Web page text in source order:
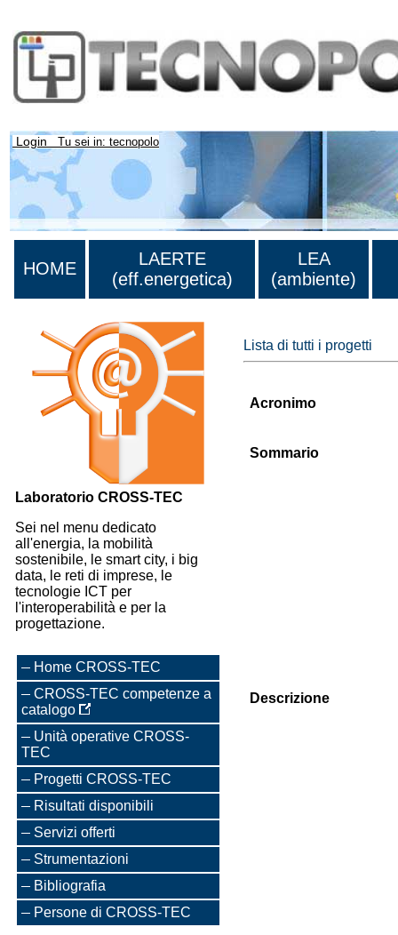
Login Tu sei in: tecnopolo
HOME
LAERTE
(eff.energetica)
LEA
(ambiente)
Laboratorio CROSS-TEC
Sei nel menu dedicato
all'energia, la mobilità
sostenibile, le smart city, i big
data, le reti di imprese, le
tecnologie ICT per
l'interoperabilità e per la
progettazione.
Home CROSS-TEC
CROSS-TEC competenze a
catalogo
Unità operative CROSS-
TEC
Progetti CROSS-TEC
Risultati disponibili
Servizi offerti
Strumentazioni
Bibliografia
Persone di CROSS-TEC
Lista di tutti i progetti
Acronimo
Sommario
Descrizione